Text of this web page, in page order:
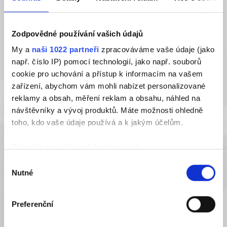
Zodpovědné používání vašich údajů
My a naši 1022 partneři zpracováváme vaše údaje (jako
např. číslo IP) pomocí technologií, jako např. souborů
cookie pro uchování a přístup k informacím na vašem
zařízení, abychom vám mohli nabízet personalizované
reklamy a obsah, měření reklam a obsahu, náhled na
návštěvníky a vývoj produktů. Máte možnosti ohledně
toho, kdo vaše údaje používá a k jakým účelům.
poloze, které mohou být přesné na několik metrů
skenování pro konkrétní charakteristiky (otisk prstu)
Zjistěte více o tom, jak zpracováváme vaše osobní
souhlasu
Nutné
Preferenční
Doprava do ČR a CELNÍ ŘÍZENÍ
Jsme schopni nakládat po celé GB, v České
republice je zboží složeno z kamionu na naší
provozovně v Jenči.
Více informací →